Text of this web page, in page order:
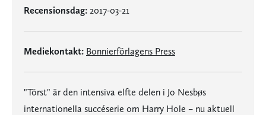
Recensionsdag: 2017-03-21
Mediekontakt: Bonnierförlagens Press
"Törst" är den intensiva elfte delen i Jo Nesbøs
internationella succéserie om Harry Hole – nu aktuell